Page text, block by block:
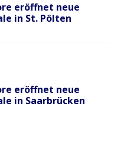
eröffnet neue
in St. Pölten
eröffnet neue
in Saarbrücken